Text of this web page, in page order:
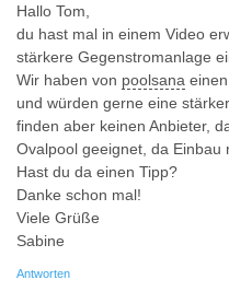
Hallo Tom,
du hast mal in einem Video
stärkere Gegenstromanlage
Wir haben von poolsana
und würden gerne eine
finden aber keinen Anbieter,
Ovalpool geeignet, da Einbau
Hast du da einen Tipp?
Danke schon mal!
Viele Grüße
Sabine
Antworten